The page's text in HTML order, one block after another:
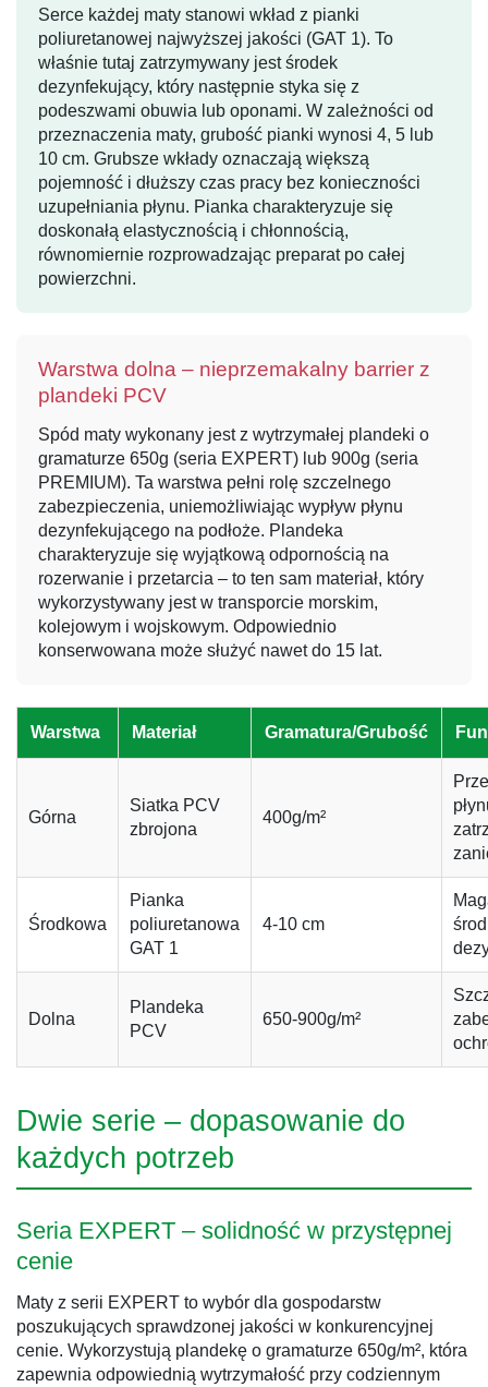
Serce każdej maty stanowi wkład z pianki
poliuretanowej najwyższej jakości (GAT 1). To
właśnie tutaj zatrzymywany jest środek
dezynfekujący, który następnie styka się z
podeszwami obuwia lub oponami. W zależności od
przeznaczenia maty, grubość pianki wynosi 4, 5 lub
10 cm. Grubsze wkłady oznaczają większą
pojemność i dłuższy czas pracy bez konieczności
uzupełniania płynu. Pianka charakteryzuje się
doskonałą elastycznością i chłonnością,
równomiernie rozprowadzając preparat po całej
powierzchni.
Warstwa dolna – nieprzemakalny barrier z
plandeki PCV
Spód maty wykonany jest z wytrzymałej plandeki o
gramaturze 650g (seria EXPERT) lub 900g (seria
PREMIUM). Ta warstwa pełni rolę szczelnego
zabezpieczenia, uniemożliwiając wypływ płynu
dezynfekującego na podłoże. Plandeka
charakteryzuje się wyjątkową odpornością na
rozerwanie i przetarcia – to ten sam materiał, który
wykorzystywany jest w transporcie morskim,
kolejowym i wojskowym. Odpowiednio
konserwowana może służyć nawet do 15 lat.
Warstwa Materiał Gramatura/Grubość
Górna
Siatka PCV
zbrojona
400g/m²
Środkowa
Pianka
poliuretanowa
GAT 1
4-10 cm
Dolna
Plandeka
PCV
650-900g/m²
Dwie serie – dopasowanie do
każdych potrzeb
Seria EXPERT – solidność w przystępnej
cenie
Maty z serii EXPERT to wybór dla gospodarstw
poszukujących sprawdzonej jakości w konkurencyjnej
cenie. Wykorzystują plandekę o gramaturze 650g/m², która
zapewnia odpowiednią wytrzymałość przy codziennym